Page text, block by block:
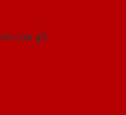
cửa gỗ